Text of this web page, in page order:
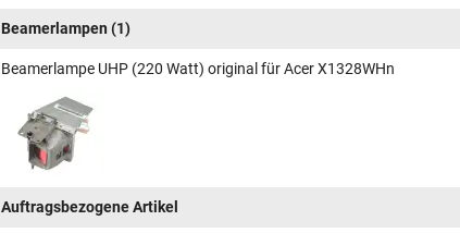
Beamerlampen (1)
Beamerlampe UHP (220 Watt) original für Acer X1328WHn
Auftragsbezogene Artikel